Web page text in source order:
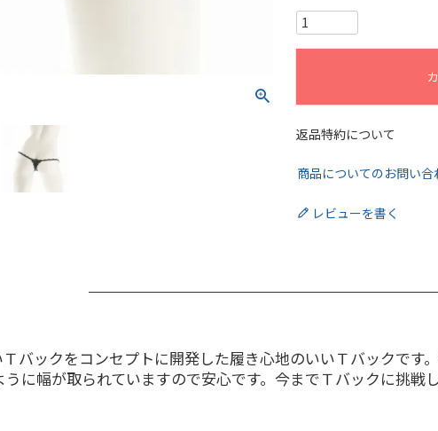
返品特約について
商品についてのお問い合
レビューを書く
バックをコンセプトに開発した履き心地のいいＴバックです
に幅が取られていますので安心です。今までＴバックに挑戦